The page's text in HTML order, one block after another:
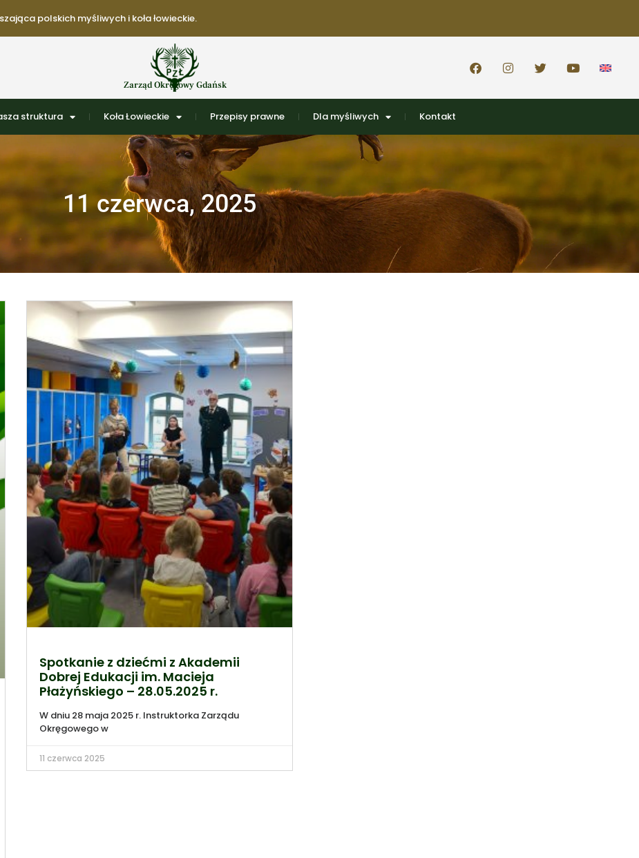
polskich myśliwych i koła łowieckie.
Zarząd Okręgowy Gdańsk
struktura Koła Łowieckie Przepisy prawne Dla myśliwych Kontakt
11 czerwca, 2025
Spotkanie z dziećmi z Akademii
Dobrej Edukacji im. Macieja
Płażyńskiego – 28.05.2025 r.
W dniu 28 maja 2025 r. Instruktorka Zarządu
Okręgowego w
11 czerwca 2025